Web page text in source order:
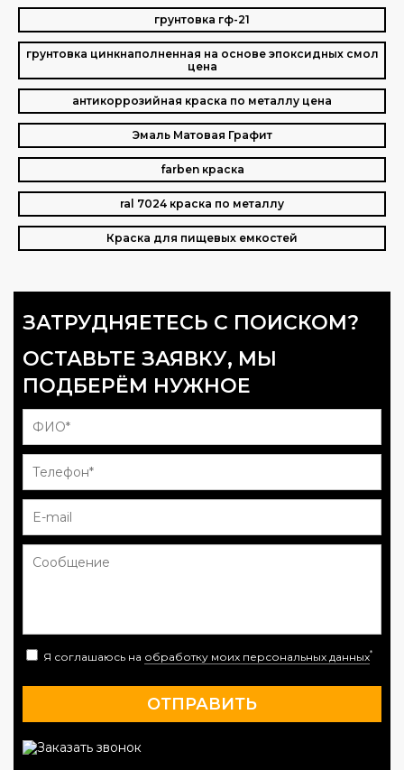
грунтовка гф-21
грунтовка цинкнаполненная на основе эпоксидных смол
цена
антикоррозийная краска по металлу цена
Эмаль Матовая Графит
farben краска
ral 7024 краска по металлу
Краска для пищевых емкостей
ЗАТРУДНЯЕТЕСЬ С ПОИСКОМ?
ОСТАВЬТЕ ЗАЯВКУ, МЫ
ПОДБЕРЁМ НУЖНОЕ
Я соглашаюсь на обработку моих персональных данных*